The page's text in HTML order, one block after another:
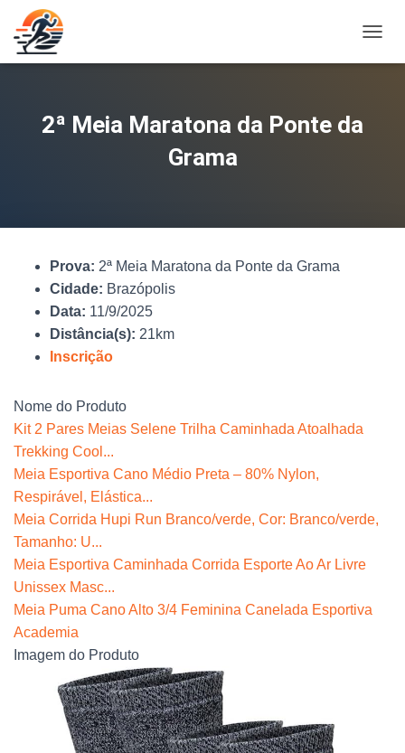
L
2ª Meia Maratona da Ponte da
Grama
Prova: 2ª Meia Maratona da Ponte da Grama
Cidade: Brazópolis
Data: 11/9/2025
Distância(s): 21km
Inscrição
Nome do Produto
Kit 2 Pares Meias Selene Trilha Caminhada Atoalhada
Trekking Cool...
Meia Esportiva Cano Médio Preta – 80% Nylon,
Respirável, Elástica...
Meia Corrida Hupi Run Branco/verde, Cor: Branco/verde,
Tamanho: U...
Meia Esportiva Caminhada Corrida Esporte Ao Ar Livre
Unissex Masc...
Meia Puma Cano Alto 3/4 Feminina Canelada Esportiva
Academia
Imagem do Produto